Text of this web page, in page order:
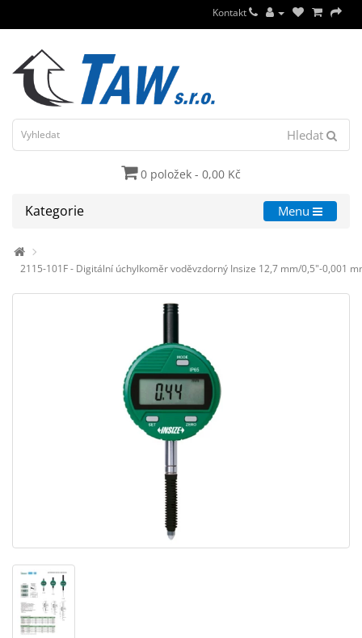
Kontakt
Hledat
0 položek - 0,00 Kč
Kategorie Menu
2115-101F - Digitální úchylkoměr voděvzdorný Insize 12,7 mm/0,5"-0,001